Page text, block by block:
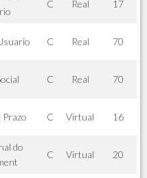
C Real 17
C Real 70
C Real 70
Prazo C Virtual 16
do
C Virtual 20